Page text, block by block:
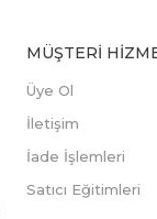
MÜŞTERI
Üye Ol
İletişim
İade İşlemleri
Satıcı Eğitimleri